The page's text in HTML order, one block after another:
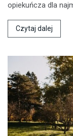
opiekuńcza dla
Czytaj dalej